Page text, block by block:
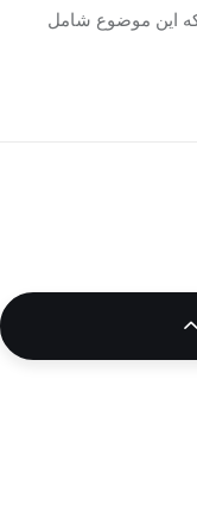
این موضوع شامل